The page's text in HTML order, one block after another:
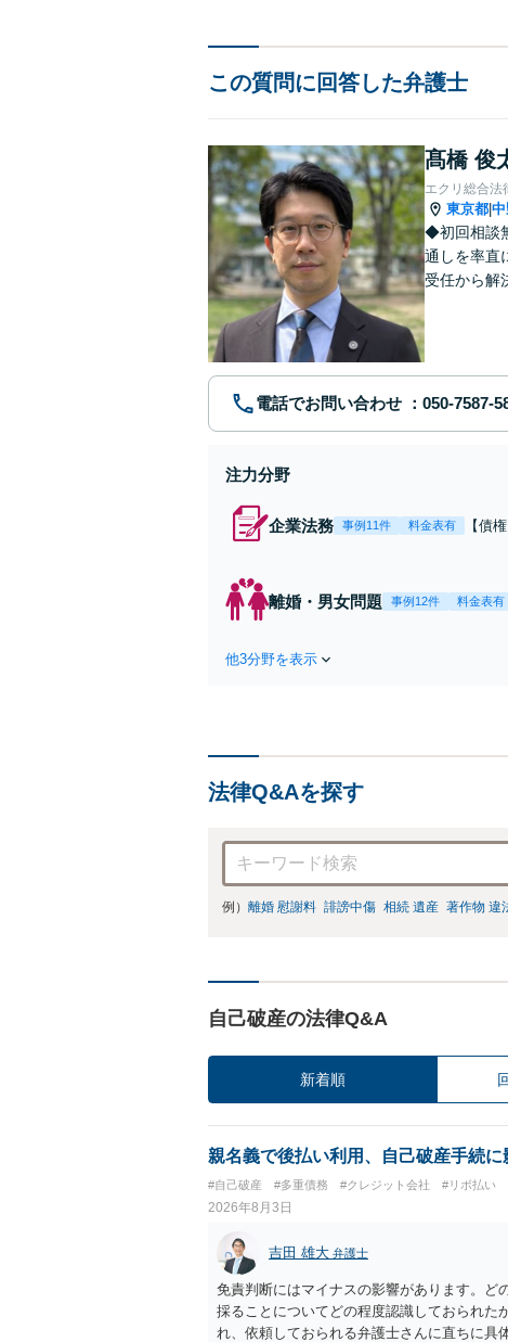
この質問に回答した弁護士
髙橋 俊
エクリ総合法
東京都
◆初回相談
通しを率直
受任から解
電話でお問い合わせ
注力分野
企業法務 事例11件 料金表有
【債
をお
件も
離婚・男女問題 事例12件 料金表有
他3分野を表示
法律Q&Aを探す
例） 離婚 慰謝料 誹謗中傷 相続 遺産 著作物 違
自己破産の法律Q&A
新着順
親名義で後払い利用、自己破産手続に
#自己破産 #多重債務 #クレジット会社 #リボ払い
2026年8月3日
吉田 雄大 弁護士
免責判断にはマイナスの影響があります。ど
採ることについてどの程度認識しておられた
れ、依頼しておられる弁護士さんに直ちに具